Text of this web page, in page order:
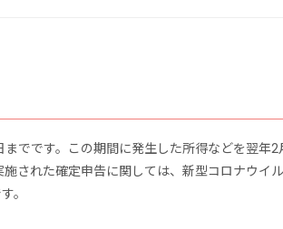
までです。この期間に発生した所得などを翌
施された確定申告に関しては、新型コロナウ
。